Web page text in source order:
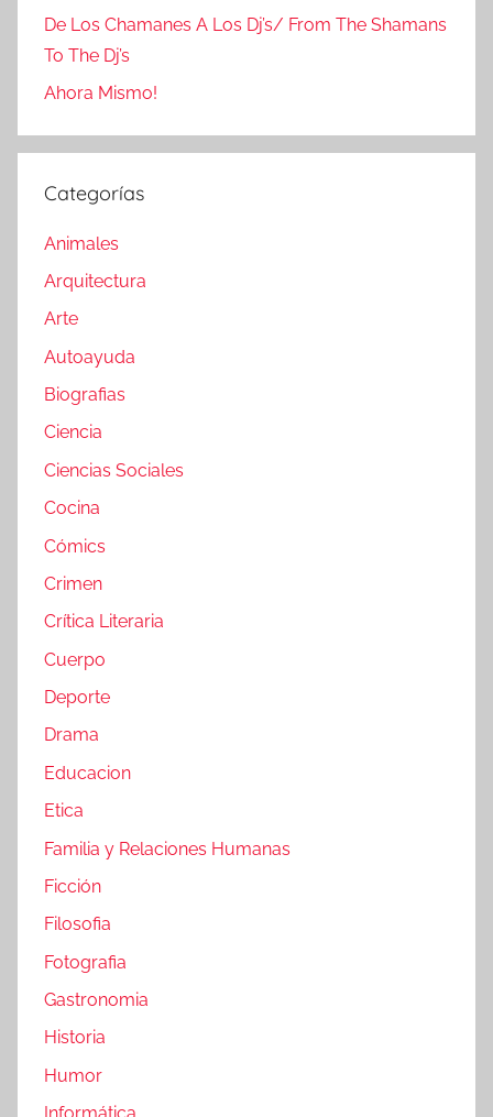
De Los Chamanes A Los Dj’s/ From The Shamans
To The Dj’s
Ahora Mismo!
Categorías
Animales
Arquitectura
Arte
Autoayuda
Biografias
Ciencia
Ciencias Sociales
Cocina
Cómics
Crimen
Crítica Literaria
Cuerpo
Deporte
Drama
Educacion
Etica
Familia y Relaciones Humanas
Ficción
Filosofia
Fotografia
Gastronomia
Historia
Humor